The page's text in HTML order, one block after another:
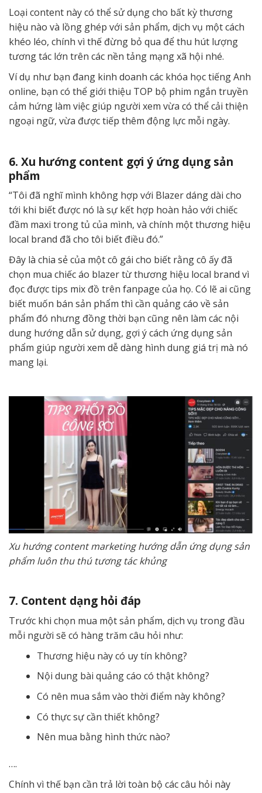
Loại content này có thể sử dụng cho bất kỳ thương
hiệu nào và lồng ghép với sản phẩm, dịch vụ một cách
khéo léo, chính vì thế đừng bỏ qua để thu hút lượng
tương tác lớn trên các nền tảng mạng xã hội nhé.
Ví dụ như bạn đang kinh doanh các khóa học tiếng Anh
online, bạn có thể giới thiệu TOP bộ phim ngắn truyền
cảm hứng làm việc giúp người xem vừa có thể cải thiện
ngoại ngữ, vừa được tiếp thêm động lực mỗi ngày.
6. Xu hướng content gợi ý ứng dụng sản
phẩm
“Tôi đã nghĩ mình không hợp với Blazer dáng dài cho
tới khi biết được nó là sự kết hợp hoàn hảo với chiếc
đầm maxi trong tủ của mình, và chính một thương hiệu
local brand đã cho tôi biết điều đó.”
Đây là chia sẻ của một cô gái cho biết rằng cô ấy đã
chọn mua chiếc áo blazer từ thương hiệu local brand vì
đọc được tips mix đồ trên fanpage của họ. Có lẽ ai cũng
biết muốn bán sản phẩm thì cần quảng cáo về sản
phẩm đó nhưng đồng thời bạn cũng nên làm các nội
dung hướng dẫn sử dụng, gợi ý cách ứng dụng sản
phẩm giúp người xem dễ dàng hình dung giá trị mà nó
mang lại.
Xu hướng content marketing hướng dẫn ứng dụng sản
phẩm luôn thu thú tương tác khủng
7. Content dạng hỏi đáp
Trước khi chọn mua một sản phẩm, dịch vụ trong đầu
mỗi người sẽ có hàng trăm câu hỏi như:
Thương hiệu này có uy tín không?
Nội dung bài quảng cáo có thật không?
Có nên mua sắm vào thời điểm này không?
Có thực sự cần thiết không?
Nên mua bằng hình thức nào?
….
Chính vì thế bạn cần trả lời toàn bộ các câu hỏi này